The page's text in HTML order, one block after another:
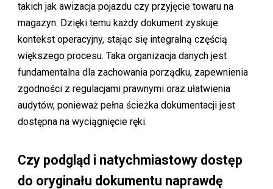
takich jak awizacja pojazdu czy przyjęcie towaru na
magazyn. Dzięki temu każdy dokument zyskuje
kontekst operacyjny, stając się integralną częścią
większego procesu. Taka organizacja danych jest
fundamentalna dla zachowania porządku, zapewnienia
zgodności z regulacjami prawnymi oraz ułatwienia
audytów, ponieważ pełna ścieżka dokumentacji jest
dostępna na wyciągnięcie ręki.
Czy podgląd i natychmiastowy dostęp
do oryginału dokumentu naprawdę